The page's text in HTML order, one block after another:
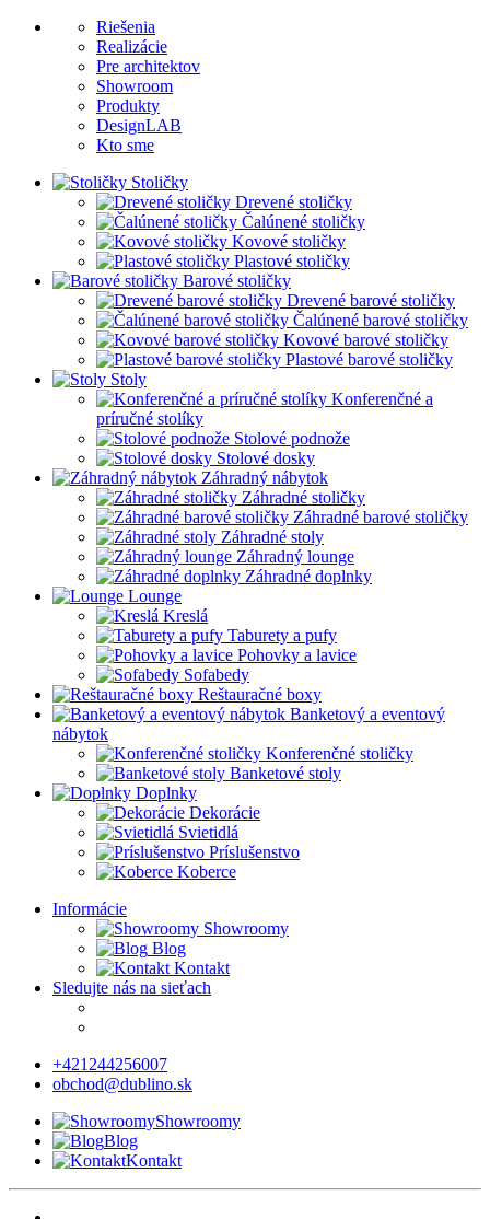
Riešenia
Realizácie
Pre architektov
Showroom
Produkty
DesignLAB
Kto sme
Stoličky
Drevené stoličky
Čalúnené stoličky
Kovové stoličky
Plastové stoličky
Barové stoličky
Drevené barové stoličky
Čalúnené barové stoličky
Kovové barové stoličky
Plastové barové stoličky
Stoly
Konferenčné a
príručné stolíky
Stolové podnože
Stolové dosky
Záhradný nábytok
Záhradné stoličky
Záhradné barové stoličky
Záhradné stoly
Záhradný lounge
Záhradné doplnky
Lounge
Kreslá
Taburety a pufy
Pohovky a lavice
Sofabedy
Reštauračné boxy
Banketový a eventový
nábytok
Konferenčné stoličky
Banketové stoly
Doplnky
Dekorácie
Svietidlá
Príslušenstvo
Koberce
Informácie
Showroomy
Blog
Kontakt
Sledujte nás na sieťach
+421244256007
obchod@dublino.sk
Showroomy
Blog
Kontakt